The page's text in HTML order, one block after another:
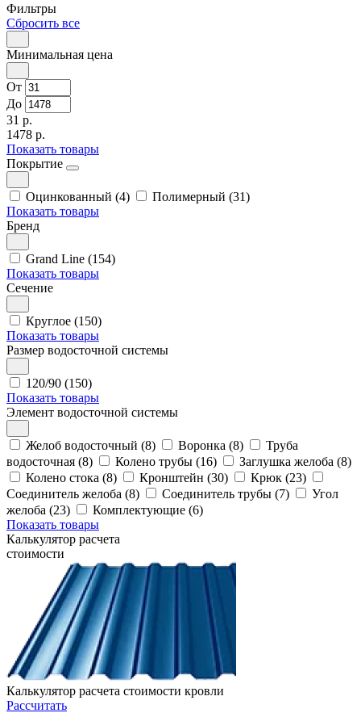
Фильтры
Сбросить все
Минимальная цена
От
До
31 р.
1478 р.
Показать товары
Покрытие
Оцинкованный (4)
Полимерный (31)
Показать товары
Бренд
Grand Line (154)
Показать товары
Сечение
Круглое (150)
Показать товары
Размер водосточной системы
120/90 (150)
Показать товары
Элемент водосточной системы
Желоб водосточный (8) Воронка (8)
Труба
водосточная (8)
Колено трубы (16)
Заглушка желоба (8)
Колено стока (8)
Кронштейн (30)
Крюк (23)
Соединитель желоба (8)
Соединитель трубы (7)
Угол
желоба (23)
Комплектующие (6)
Показать товары
Калькулятор расчета
стоимости
Калькулятор расчета стоимости кровли
Рассчитать